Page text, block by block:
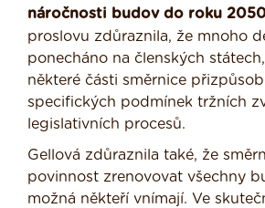
náročnosti budov do roku
proslovu zdůraznila, že mnoho
ponecháno na členských
některé části směrnice
specifických podmínek tržních
legislativních procesů.
Gellová zdůraznila také, že
povinnost zrenovovat všechny
možná někteří vnímají. Ve